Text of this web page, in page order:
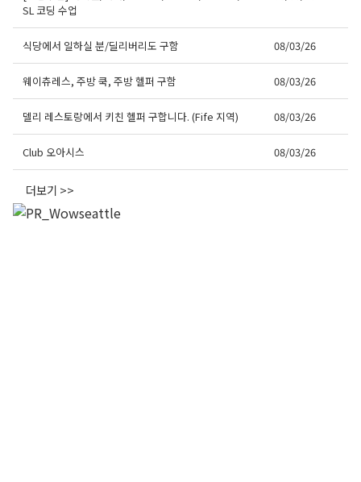
SL 코딩 수업
식당에서 일하실 분/딜리버리도 구함 08/03/26
웨이츄레스, 주방 쿡, 주방 헬퍼 구함 08/03/26
델리 레스토랑에서 키친 헬퍼 구합니다. (Fife 지역) 08/03/26
Club 오아시스 08/03/26
더보기 >>